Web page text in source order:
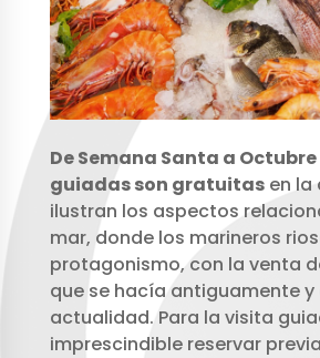
De Semana Santa a
guiadas son gratuitasen la
ilustran los aspectos
mar, donde los marineros
protagonismo, con la venta
que se hacía antiguamente y
actualidad. Para la visita
imprescindible reservar